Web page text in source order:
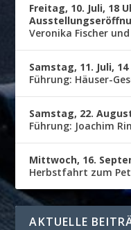
Freitag, 10. Juli, 18
Veronika Fischer
Samstag, 11. Juli, 14
Führung: Häuser-
Samstag, 22.
Führung: Joachim
Mittwoch, 16.
Herbstfahrt zum
AKTUELLE